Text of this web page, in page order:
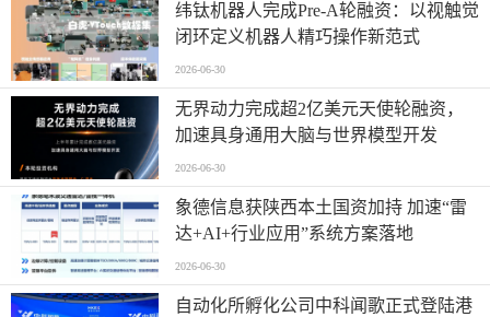
纬钛机器人完成Pre-A轮融资：以视触觉
闭环定义机器人精巧操作新范式
2026-06-30
无界动力完成超2亿美元天使轮融资，
加速具身通用大脑与世界模型开发
2026-06-30
象德信息获陕西本土国资加持 加速“雷
达+AI+行业应用”系统方案落地
2026-06-30
自动化所孵化公司中科闻歌正式登陆港